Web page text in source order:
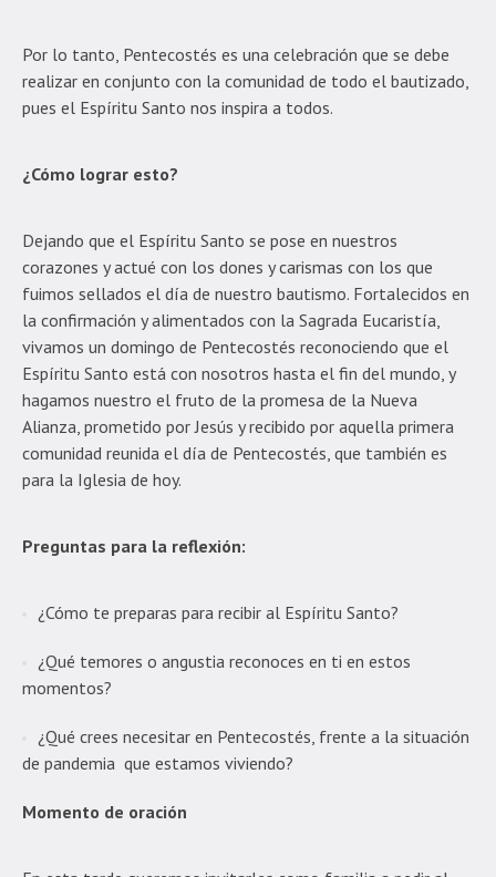
Por lo tanto, Pentecostés es una celebración que se debe
realizar en conjunto con la comunidad de todo el bautizado,
pues el Espíritu Santo nos inspira a todos.
¿Cómo lograr esto?
Dejando que el Espíritu Santo se pose en nuestros
corazones y actué con los dones y carismas con los que
fuimos sellados el día de nuestro bautismo. Fortalecidos en
la confirmación y alimentados con la Sagrada Eucaristía,
vivamos un domingo de Pentecostés reconociendo que el
Espíritu Santo está con nosotros hasta el fin del mundo, y
hagamos nuestro el fruto de la promesa de la Nueva
Alianza, prometido por Jesús y recibido por aquella primera
comunidad reunida el día de Pentecostés, que también es
para la Iglesia de hoy.
Preguntas para la reflexión:
¿Cómo te preparas para recibir al Espíritu Santo?
¿Qué temores o angustia reconoces en ti en estos
momentos?
¿Qué crees necesitar en Pentecostés, frente a la situación
de pandemia que estamos viviendo?
Momento de oración